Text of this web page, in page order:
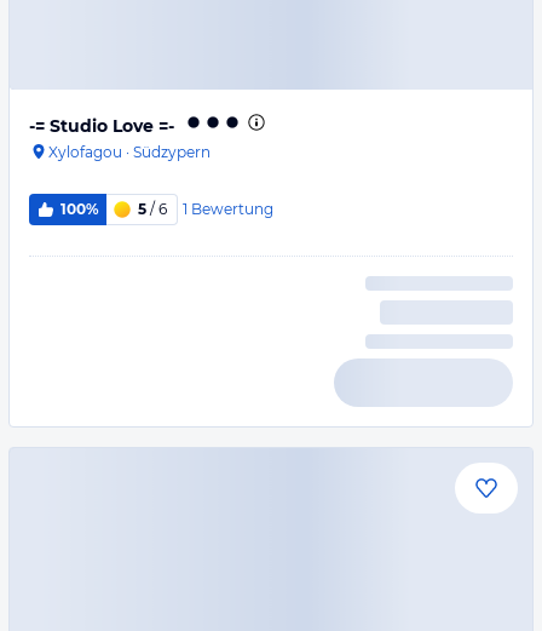
-= Studio Love =-
Xylofagou · Südzypern
100% 5 / 6 1 Bewertung